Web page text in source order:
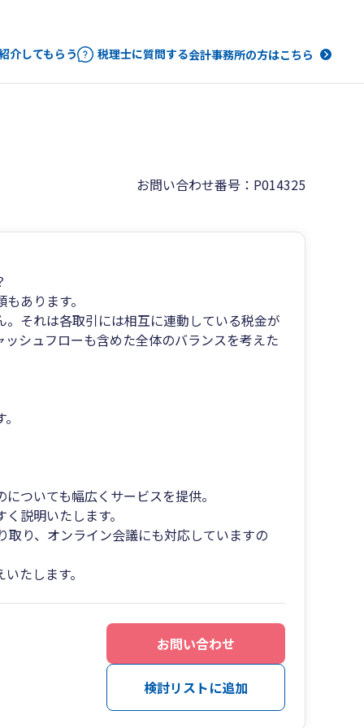
介してもらう 税理士に質問する会計事務所の方はこちら
お問い合わせ番号：P014325
あります。
それは各取引には相互に連動している税金が
シュフローも含めた全体のバランスを考えた
ついても幅広くサービスを提供。
く説明いたします。
り、オンライン会議にも対応していますの
たします。
お問い合わせ
検討リストに追加